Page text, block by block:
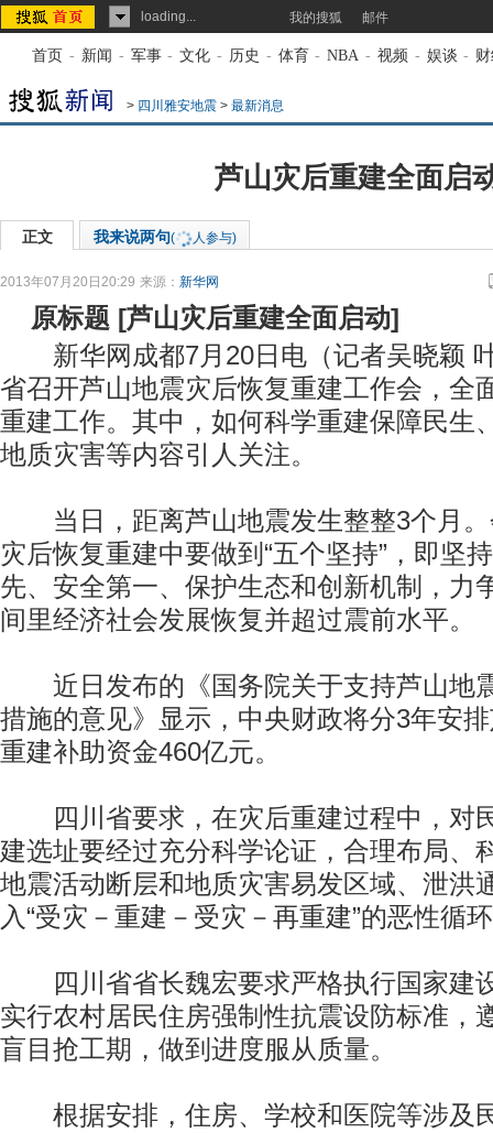
loading... 我的搜狐 邮件
首页 - 新闻 - 军事 - 文化 - 历史 - 体育 - NBA - 视频 - 娱谈 -
> 四川雅安地震 > 最新消息
芦山灾后重建全面启
正文 我来说两句( 人参与)
2013年07月20日20:29 来源： 新华网
原标题 [芦山灾后重建全面启动]
新华网成都7月20日电（记者吴晓颖
省召开芦山地震灾后恢复重建工作会，全
重建工作。其中，如何科学重建保障民生
地质灾害等内容引人关注。
当日，距离芦山地震发生整整3个月。
灾后恢复重建中要做到“五个坚持”，即坚
先、安全第一、保护生态和创新机制，力
间里经济社会发展恢复并超过震前水平。
近日发布的《国务院关于支持芦山地
措施的意见》显示，中央财政将分3年安
重建补助资金460亿元。
四川省要求，在灾后重建过程中，对
建选址要经过充分科学论证，合理布局、
地震活动断层和地质灾害易发区域、泄洪
入“受灾－重建－受灾－再重建”的恶性循
四川省省长魏宏要求严格执行国家建
实行农村居民住房强制性抗震设防标准，
盲目抢工期，做到进度服从质量。
根据安排，住房、学校和医院等涉及